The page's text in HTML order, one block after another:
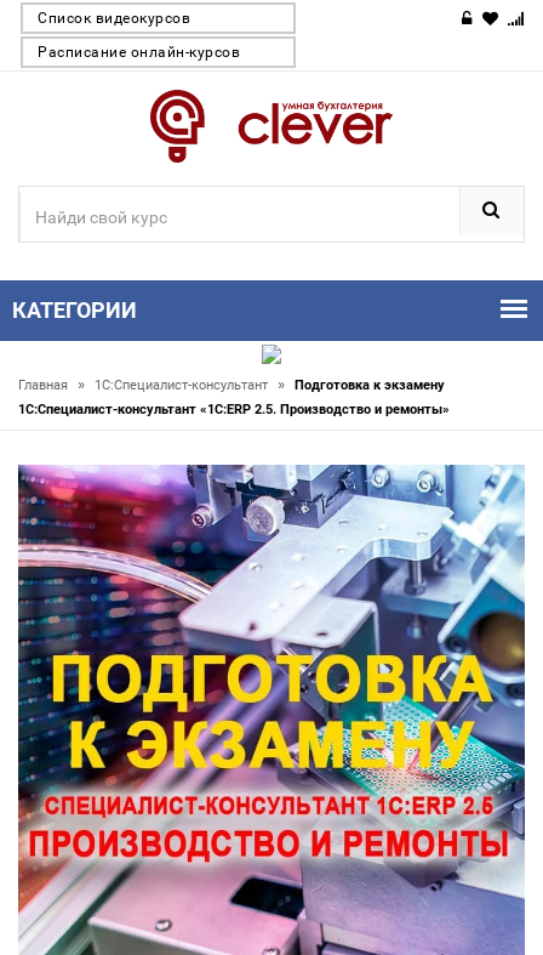
Список видеокурсов
Расписание онлайн-курсов
КАТЕГОРИИ
Главная » 1С:Специалист-консультант »
Подготовка к экзамену
1С:Специалист-консультант «1С:ERP 2.5. Производство и ремонты»